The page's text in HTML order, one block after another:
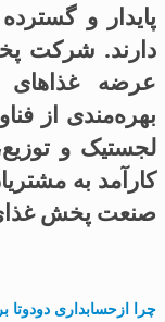
پایدار و
دارند. شرکت
عرضه غذاهای
بهره‌مندی از
لجستیک و
کارآمد به
صنعت پخش
چرا ازحسابداری دودوتا